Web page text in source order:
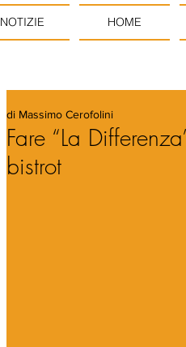
NOTIZIE HOME
Fare “La
bistrot
di Massimo Cerofolini